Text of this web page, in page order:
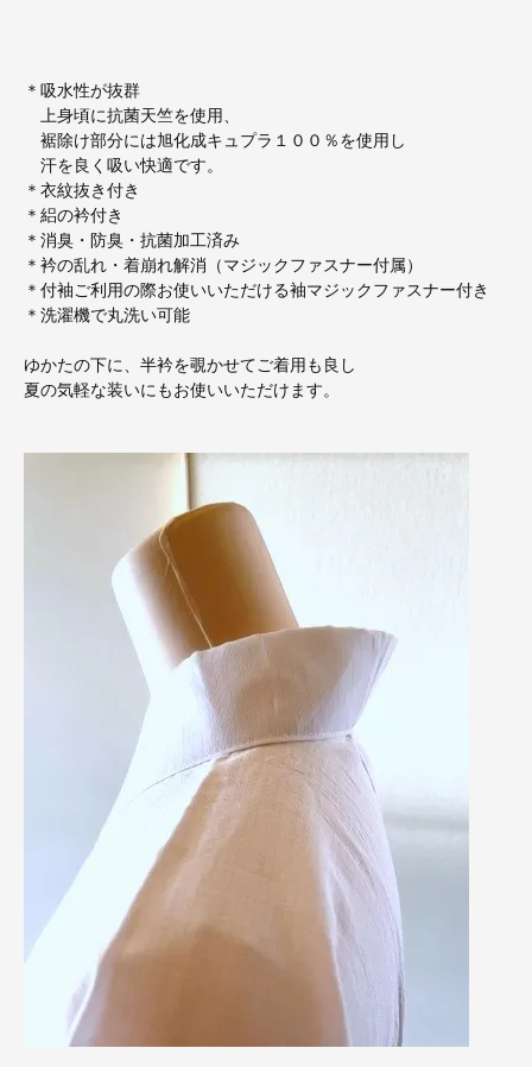
＊吸水性が抜群
上身頃に抗菌天竺を使用、
裾除け部分には旭化成キュプラ１００％を使用し
汗を良く吸い快適です。
＊衣紋抜き付き
＊絽の衿付き
＊消臭・防臭・抗菌加工済み
＊衿の乱れ・着崩れ解消（マジックファスナー付属）
＊付袖ご利用の際お使いいただける袖マジックファスナー付き
＊洗濯機で丸洗い可能
ゆかたの下に、半衿を覗かせてご着用も良し
夏の気軽な装いにもお使いいただけます。